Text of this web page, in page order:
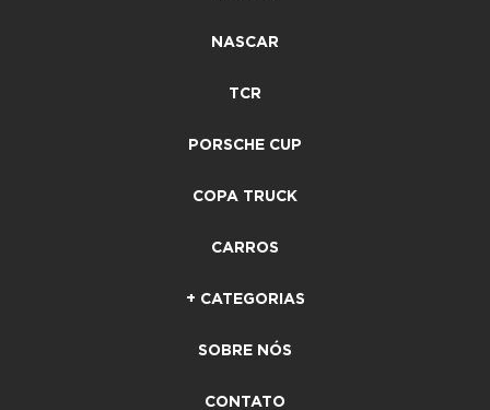
NASCAR
TCR
PORSCHE CUP
COPA TRUCK
CARROS
+ CATEGORIAS
SOBRE NÓS
CONTATO